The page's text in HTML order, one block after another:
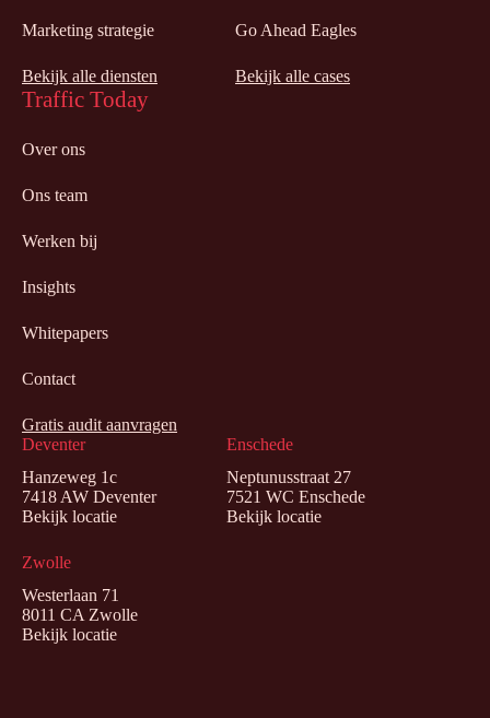
Deventer
Hanzeweg 1c
7418 AW Deventer
Bekijk locatie
Enschede
Neptunusstraat 27
7521 WC Enschede
Bekijk locatie
Zwolle
Westerlaan 71
8011 CA Zwolle
Bekijk locatie
Marketing strategie
Bekijk alle diensten
Go Ahead Eagles
Bekijk alle cases
Traffic Today
Over ons
Ons team
Werken bij
Insights
Whitepapers
Contact
Gratis audit aanvragen